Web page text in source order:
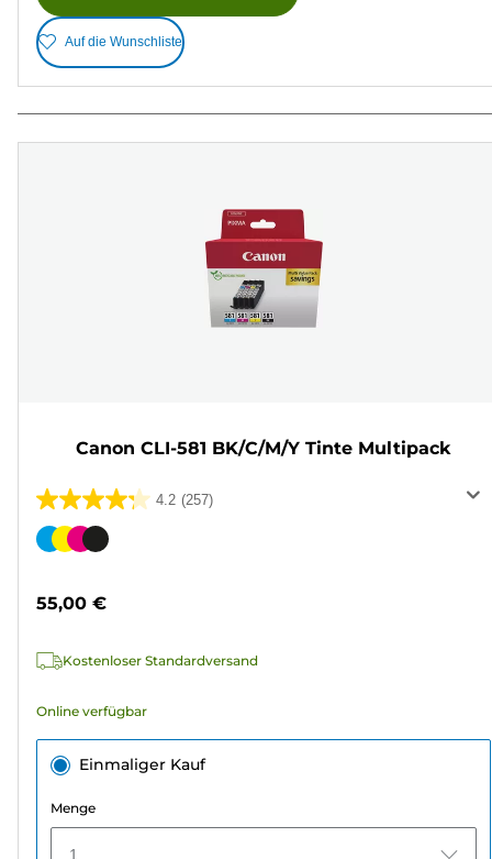
Auf die Wunschliste
Canon CLI-581 BK/C/M/Y Tinte Multipack
4.2 (257)
4.2
von
257
Farbpatrone
55,00 €
Kostenloser Standardversand
Online verfügbar
Einmaliger Kauf
Menge
1